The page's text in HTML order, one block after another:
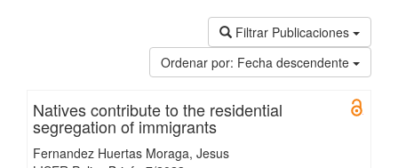
Filtrar Publicaciones
Ordenar por: Fecha descendente
Natives contribute to the residential
segregation of immigrants
Fernandez Huertas Moraga, Jesus